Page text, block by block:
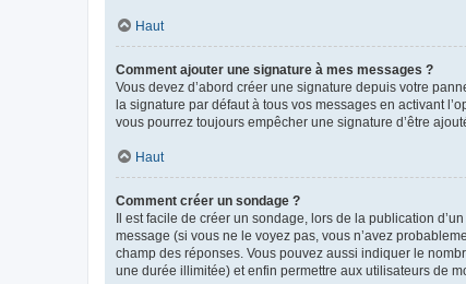
Haut
Comment ajouter une signature à mes messages ?
Vous devez d’abord créer une signature depuis votre
la signature par défaut à tous vos messages en activant
vous pourrez toujours empêcher une signature d’être
Haut
Comment créer un sondage ?
Il est facile de créer un sondage, lors de la publication
message (si vous ne le voyez pas, vous n’avez
champ des réponses. Vous pouvez aussi indiquer le
une durée illimitée) et enfin permettre aux utilisateurs de